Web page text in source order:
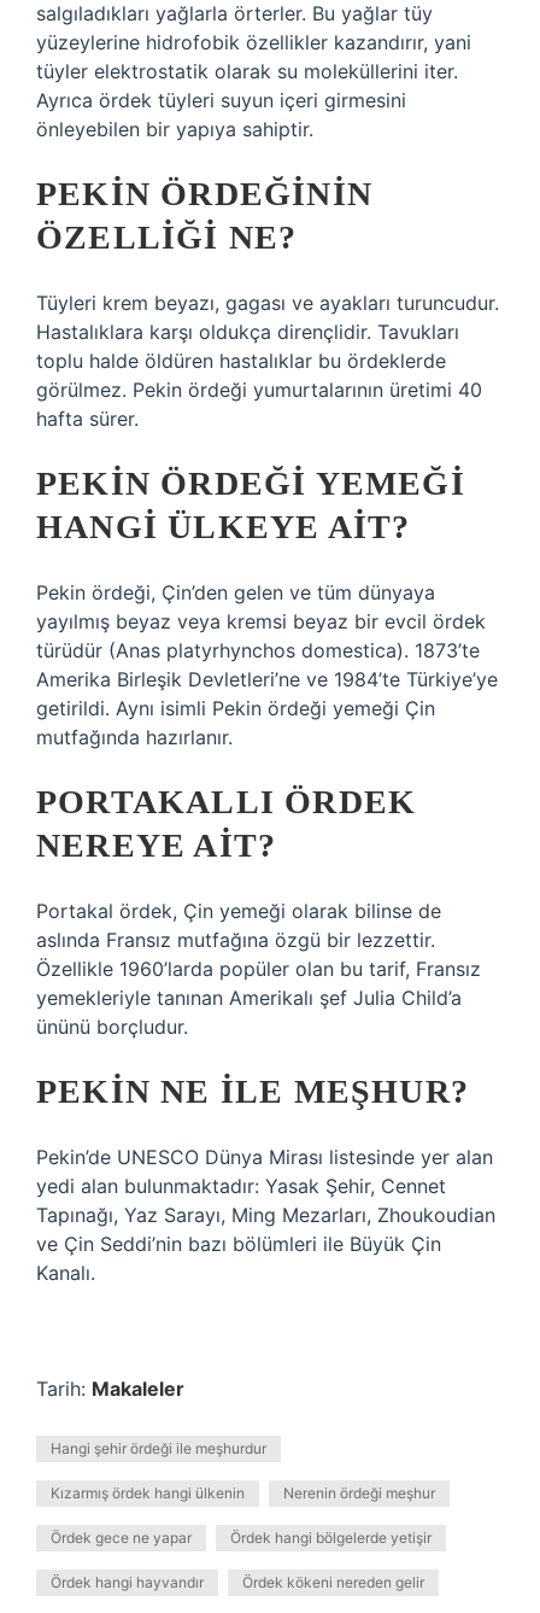
salgıladıkları yağlarla örterler. Bu yağlar tüy
yüzeylerine hidrofobik özellikler kazandırır, yani
tüyler elektrostatik olarak su moleküllerini iter.
Ayrıca ördek tüyleri suyun içeri girmesini
önleyebilen bir yapıya sahiptir.
PEKIN ÖRDEĞININ
ÖZELLIĞI NE?
Tüyleri krem ​​beyazı, gagası ve ayakları turuncudur.
Hastalıklara karşı oldukça dirençlidir. Tavukları
toplu halde öldüren hastalıklar bu ördeklerde
görülmez. Pekin ördeği yumurtalarının üretimi 40
hafta sürer.
PEKIN ÖRDEĞI YEMEĞI
HANGI ÜLKEYE AIT?
Pekin ördeği, Çin’den gelen ve tüm dünyaya
yayılmış beyaz veya kremsi beyaz bir evcil ördek
türüdür (Anas platyrhynchos domestica). 1873’te
Amerika Birleşik Devletleri’ne ve 1984’te Türkiye’ye
getirildi. Aynı isimli Pekin ördeği yemeği Çin
mutfağında hazırlanır.
PORTAKALLI ÖRDEK
NEREYE AIT?
Portakal ördek, Çin yemeği olarak bilinse de
aslında Fransız mutfağına özgü bir lezzettir.
Özellikle 1960’larda popüler olan bu tarif, Fransız
yemekleriyle tanınan Amerikalı şef Julia Child’a
ününü borçludur.
PEKIN NE ILE MEŞHUR?
Pekin’de UNESCO Dünya Mirası listesinde yer alan
yedi alan bulunmaktadır: Yasak Şehir, Cennet
Tapınağı, Yaz Sarayı, Ming Mezarları, Zhoukoudian
ve Çin Seddi’nin bazı bölümleri ile Büyük Çin
Kanalı.
Tarih: Makaleler
Hangi şehir ördeği ile meşhurdur
Kızarmış ördek hangi ülkenin Nerenin ördeği meşhur
Ördek gece ne yapar Ördek hangi bölgelerde yetişir
Ördek hangi hayvandır Ördek kökeni nereden gelir